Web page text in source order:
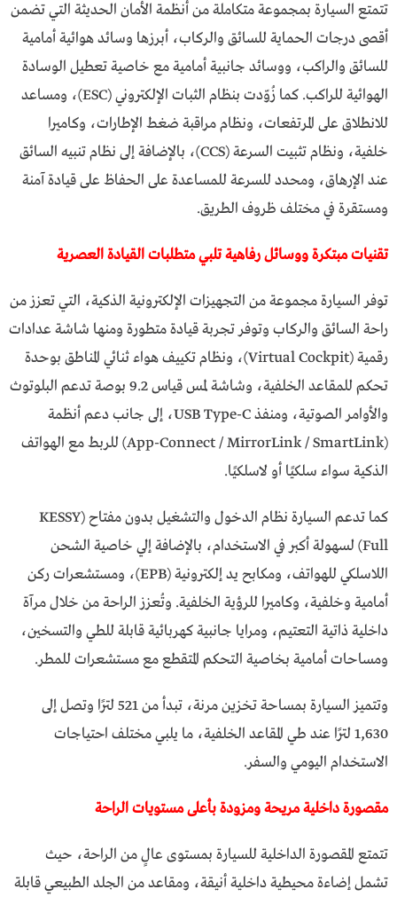
تتمتع السيارة بمجموعة متكاملة من أنظمة الأمان الحديثة التي تضمن
أقصى درجات الحماية للسائق والركاب، أبرزها وسائد هوائية أمامية
للسائق والراكب، ووسائد جانبية أمامية مع خاصية تعطيل الوسادة
الهوائية للراكب. كما زُوّدت بنظام الثبات الإلكتروني (ESC)، ومساعد
للانطلاق على المرتفعات، ونظام مراقبة ضغط الإطارات، وكاميرا
خلفية، ونظام تثبيت السرعة (CCS)، بالإضافة إلى نظام تنبيه السائق
عند الإرهاق، ومحدد للسرعة للمساعدة على الحفاظ على قيادة آمنة
ومستقرة في مختلف ظروف الطريق.
تقنيات مبتكرة ووسائل رفاهية تلبي متطلبات القيادة العصرية
توفر السيارة مجموعة من التجهيزات الإلكترونية الذكية، التي تعزز من
راحة السائق والركاب وتوفر تجربة قيادة متطورة ومنها شاشة عدادات
رقمية (Virtual Cockpit)، ونظام تكييف هواء ثنائي المناطق بوحدة
تحكم للمقاعد الخلفية، وشاشة لمس قياس 9.2 بوصة تدعم البلوتوث
والأوامر الصوتية، ومنفذ USB Type-C، إلى جانب دعم أنظمة
(App-Connect / MirrorLink / SmartLink) للربط مع الهواتف
الذكية سواء سلكيًا أو لاسلكيًا.
كما تدعم السيارة نظام الدخول والتشغيل بدون مفتاح (KESSY
Full) لسهولة أكبر في الاستخدام، بالإضافة إلي خاصية الشحن
اللاسلكي للهواتف، ومكابح يد إلكترونية (EPB)، ومستشعرات ركن
أمامية وخلفية، وكاميرا للرؤية الخلفية. وتُعزز الراحة من خلال مرآة
داخلية ذاتية التعتيم، ومرايا جانبية كهربائية قابلة للطي والتسخين،
ومساحات أمامية بخاصية التحكم المتقطع مع مستشعرات للمطر.
وتتميز السيارة بمساحة تخزين مرنة، تبدأ من 521 لترًا وتصل إلى
1,630 لترًا عند طي المقاعد الخلفية، ما يلبي مختلف احتياجات
الاستخدام اليومي والسفر.
مقصورة داخلية مريحة ومزودة بأعلى مستويات الراحة
تتمتع المقصورة الداخلية للسيارة بمستوى عالٍ من الراحة، حيث
تشمل إضاءة محيطية داخلية أنيقة، ومقاعد من الجلد الطبيعي قابلة